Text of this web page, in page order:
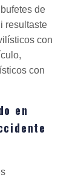
de
resultaste
con
con
en